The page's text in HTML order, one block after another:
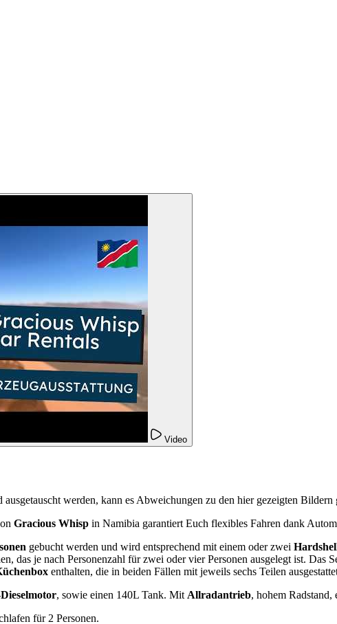
Video
werden, kann es Abweichungen zu den hier gezeigten Bildern
Gracious Whisp in Namibia garantiert Euch flexibles Fahren dank
gebucht werden und wird entsprechend mit einem oder zwei
das je nach Personenzahl für zwei oder vier Personen ausgelegt ist.
enthalten, die in beiden Fällen mit jeweils sechs Teilen
, sowie einen 140L Tank. Mit Allradantrieb, hohem
für 2 Personen.